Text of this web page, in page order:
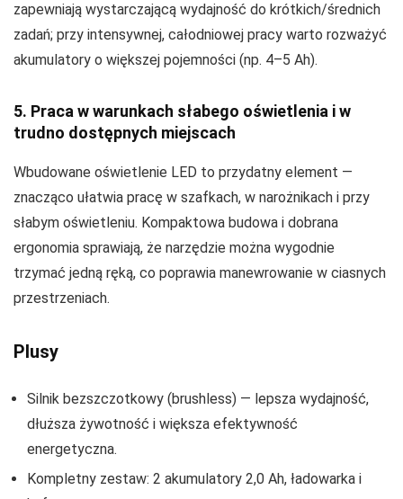
zapewniają wystarczającą wydajność do krótkich/średnich
zadań; przy intensywnej, całodniowej pracy warto rozważyć
akumulatory o większej pojemności (np. 4–5 Ah).
5. Praca w warunkach słabego oświetlenia i w
trudno dostępnych miejscach
Wbudowane oświetlenie LED to przydatny element —
znacząco ułatwia pracę w szafkach, w narożnikach i przy
słabym oświetleniu. Kompaktowa budowa i dobrana
ergonomia sprawiają, że narzędzie można wygodnie
trzymać jedną ręką, co poprawia manewrowanie w ciasnych
przestrzeniach.
Plusy
Silnik bezszczotkowy (brushless) — lepsza wydajność,
dłuższa żywotność i większa efektywność
energetyczna.
Kompletny zestaw: 2 akumulatory 2,0 Ah, ładowarka i